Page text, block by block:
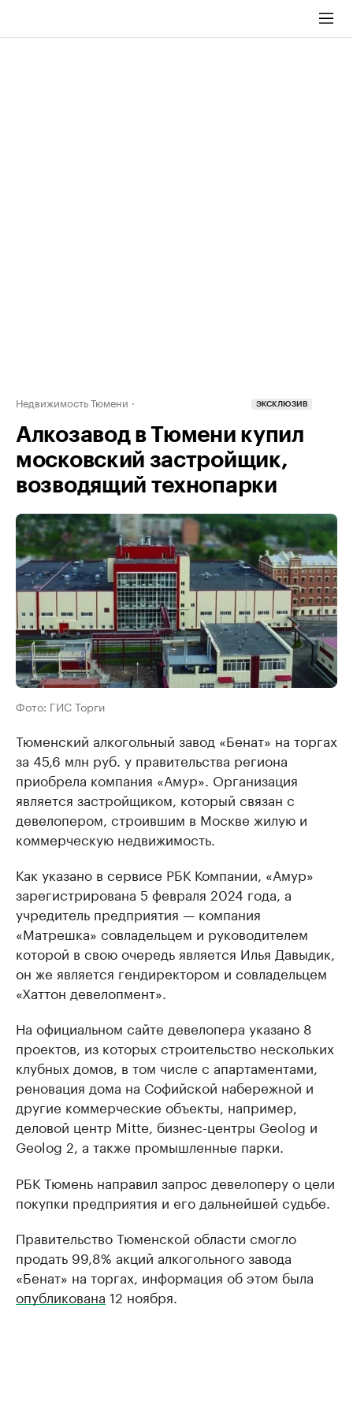
Недвижимость Тюмени ЭКСКЛЮЗИВ
Алкозавод в Тюмени купил
московский застройщик,
возводящий технопарки
Фото: ГИС Торги
Тюменский алкогольный завод «Бенат» на торгах
за 45,6 млн руб. у правительства региона
приобрела компания «Амур». Организация
является застройщиком, который связан с
девелопером, строившим в Москве жилую и
коммерческую недвижимость.
Как указано в сервисе РБК Компании, «Амур»
зарегистрирована 5 февраля 2024 года, а
учредитель предприятия — компания
«Матрешка» совладельцем и руководителем
которой в свою очередь является Илья Давыдик,
он же является гендиректором и совладельцем
«Хаттон девелопмент».
На официальном сайте девелопера указано 8
проектов, из которых строительство нескольких
клубных домов, в том числе с апартаментами,
реновация дома на Софийской набережной и
другие коммерческие объекты, например,
деловой центр Mitte, бизнес-центры Geolog и
Geolog 2, а также промышленные парки.
РБК Тюмень направил запрос девелоперу о цели
покупки предприятия и его дальнейшей судьбе.
Правительство Тюменской области смогло
продать 99,8% акций алкогольного завода
«Бенат» на торгах, информация об этом была
опубликована 12 ноября.